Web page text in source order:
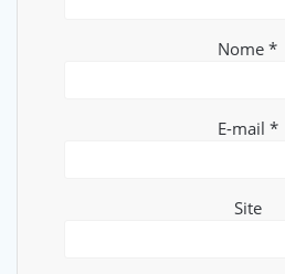
Nome *
E-mail *
Site